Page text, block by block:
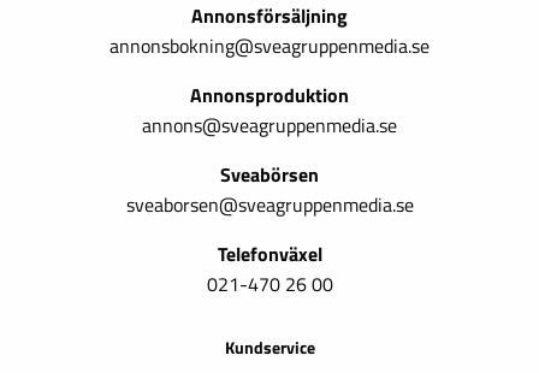
Annonsförsäljning
annonsbokning@sveagruppenmedia.se
Annonsproduktion
annons@sveagruppenmedia.se
Sveabörsen
sveaborsen@sveagruppenmedia.se
Telefonväxel
021-470 26 00
Kundservice